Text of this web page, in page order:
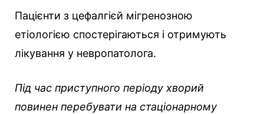
Пацієнти з цефалгієй мігренозною
етіологією спостерігаються і отримують
лікування у невропатолога.
Під час приступного періоду хворий
повинен перебувати на стаціонарному